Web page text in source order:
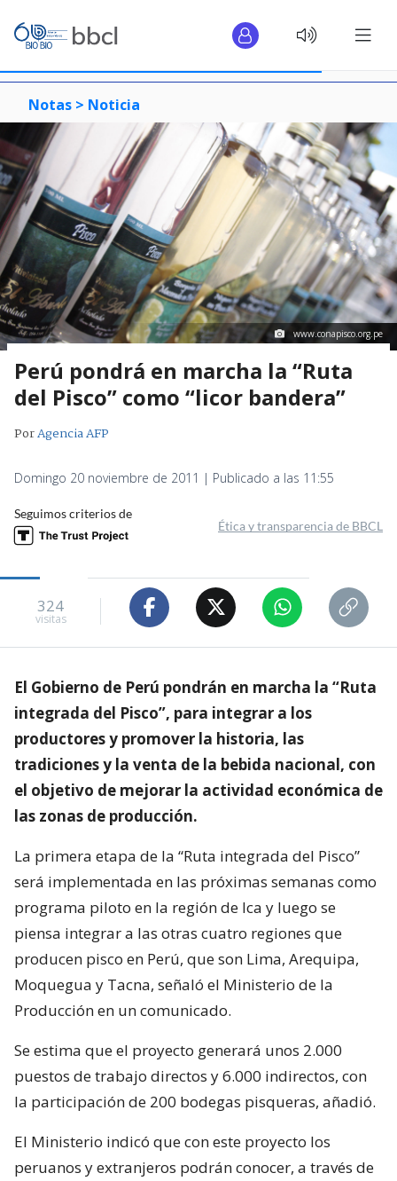
Notas > Noticia
www.conapisco.org.pe
Perú pondrá en marcha la “Ruta
del Pisco” como “licor bandera”
PorAgencia AFP
Domingo 20 noviembre de 2011 | Publicado a las 11:55
Seguimos criterios de
Ética y transparencia de BBCL
324
visitas
El Gobierno de Perú pondrán en marcha la “Ruta
integrada del Pisco”, para integrar a los
productores y promover la historia, las
tradiciones y la venta de la bebida nacional, con
el objetivo de mejorar la actividad económica de
las zonas de producción.
La primera etapa de la “Ruta integrada del Pisco”
será implementada en las próximas semanas como
programa piloto en la región de Ica y luego se
piensa integrar a las otras cuatro regiones que
producen pisco en Perú, que son Lima, Arequipa,
Moquegua y Tacna, señaló el Ministerio de la
Producción en un comunicado.
Se estima que el proyecto generará unos 2.000
puestos de trabajo directos y 6.000 indirectos, con
la participación de 200 bodegas pisqueras, añadió.
El Ministerio indicó que con este proyecto los
peruanos y extranjeros podrán conocer, a través de